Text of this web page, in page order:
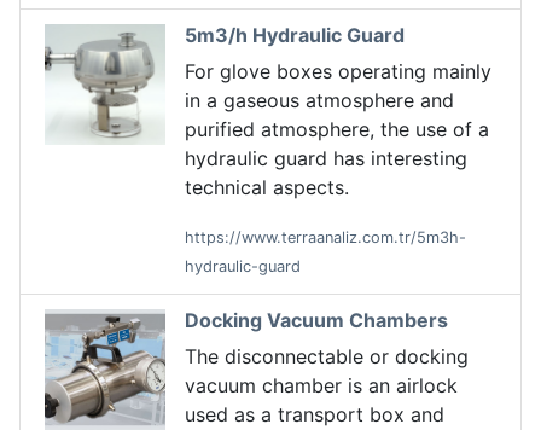
5m3/h Hydraulic Guard
For glove boxes operating mainly
in a gaseous atmosphere and
purified atmosphere, the use of a
hydraulic guard has interesting
technical aspects.
https://www.terraanaliz.com.tr/5m3h-
hydraulic-guard
Docking Vacuum Chambers
The disconnectable or docking
vacuum chamber is an airlock
used as a transport box and